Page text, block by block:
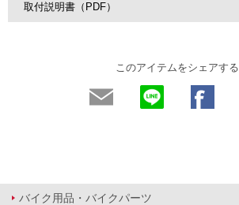
取付説明書（PDF）
このアイテムをシェアする
バイク用品・バイクパーツ